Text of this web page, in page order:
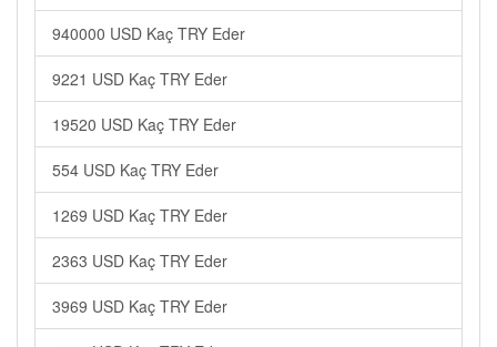
940000 USD Kaç TRY Eder
9221 USD Kaç TRY Eder
19520 USD Kaç TRY Eder
554 USD Kaç TRY Eder
1269 USD Kaç TRY Eder
2363 USD Kaç TRY Eder
3969 USD Kaç TRY Eder